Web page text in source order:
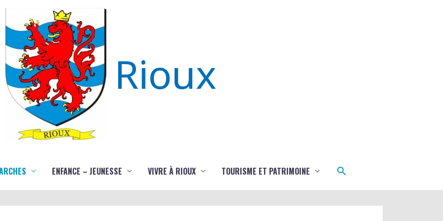
Rioux
ENFANCE – JEUNESSE VIVRE À RIOUX TOURISME ET PATRIMOINE Rechercher